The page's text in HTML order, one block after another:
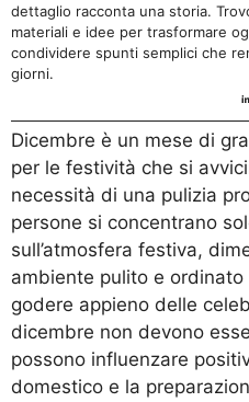
dettaglio racconta una storia.
materiali e idee per trasformare
condividere spunti semplici che
giorni.
Dicembre è un mese di
per le festività che si
necessità di una pulizia
persone si concentrano
sull’atmosfera festiva,
ambiente pulito e
godere appieno delle
dicembre non devono
possono influenzare
domestico e la